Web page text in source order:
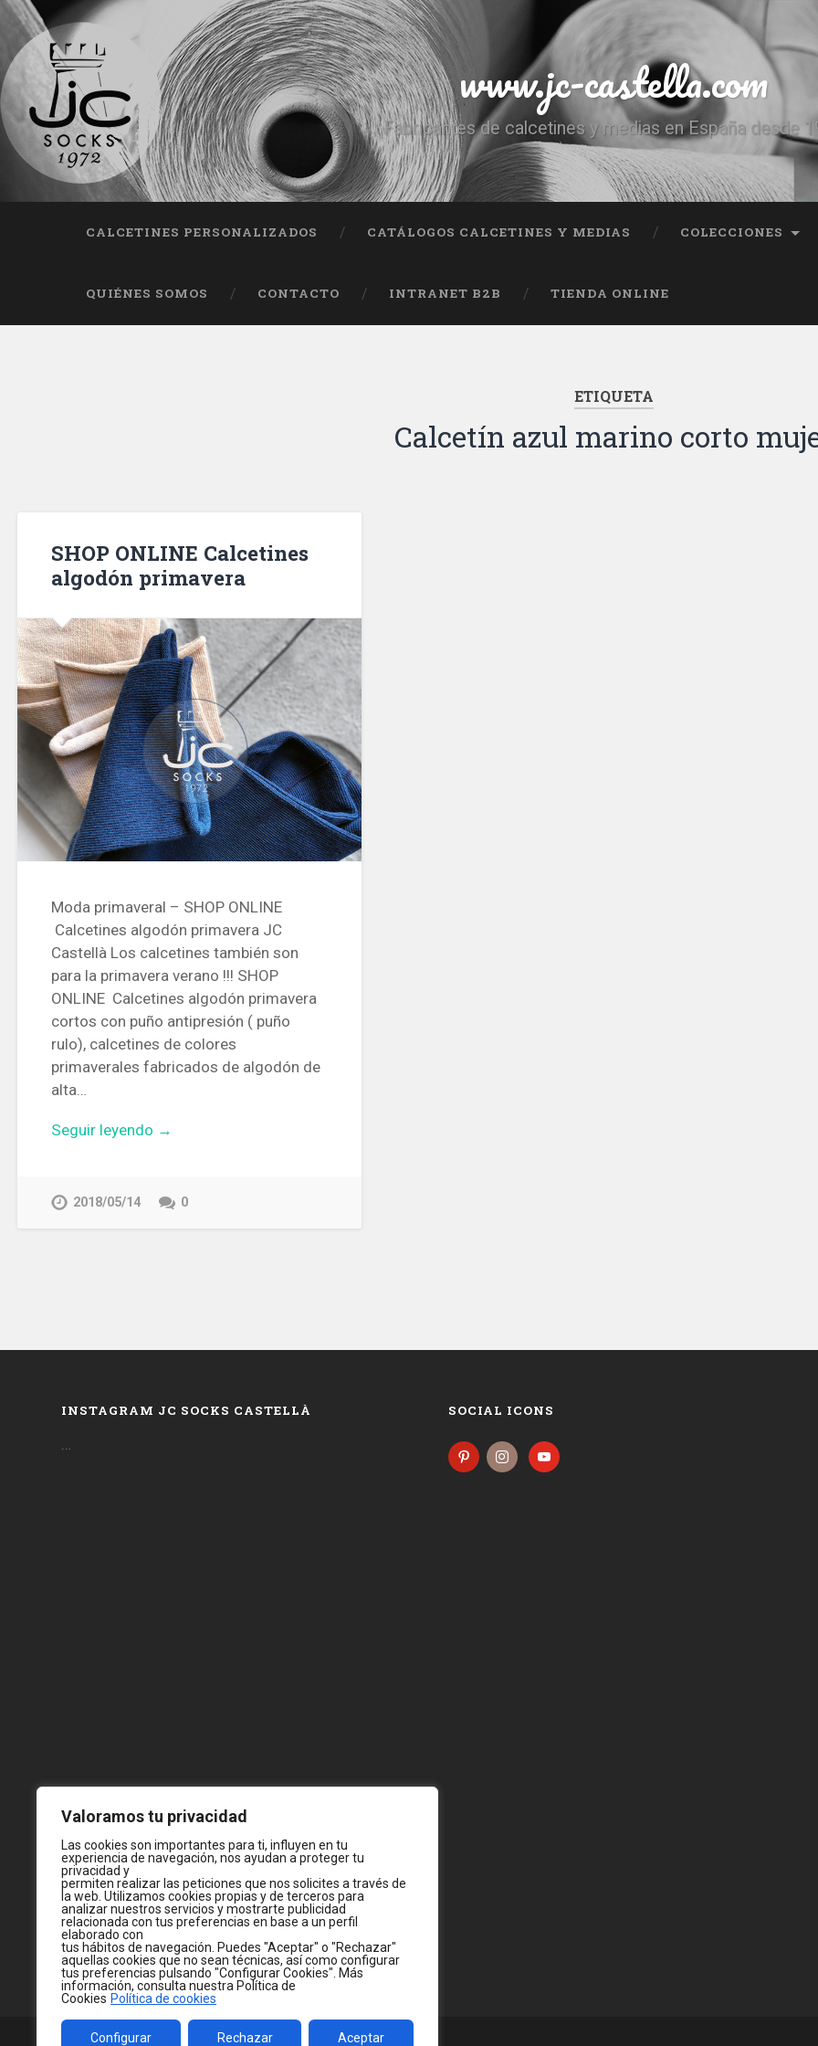
Valoramos tu privacidad
Las cookies son importantes para ti, influyen en tu
experiencia de navegación, nos ayudan a proteger tu
privacidad y
permiten realizar las peticiones que nos solicites a través de
la web. Utilizamos cookies propias y de terceros para
analizar nuestros servicios y mostrarte publicidad
relacionada con tus preferencias en base a un perfil
elaborado con
tus hábitos de navegación. Puedes "Aceptar" o "Rechazar"
aquellas cookies que no sean técnicas, así como configurar
tus preferencias pulsando "Configurar Cookies". Más
información, consulta nuestra Política de
Cookies Política de cookies
Configurar Rechazar Aceptar
www.jc-castella.com
Fabricantes de calcetines y medias en España desde
CALCETINES PERSONALIZADOS CATÁLOGOS CALCETINES Y MEDIAS COLECCIONES
QUIÉNES SOMOS CONTACTO INTRANET B2B TIENDA ONLINE
ETIQUETA
Calcetín azul marino corto
SHOP ONLINE Calcetines
algodón primavera
Moda primaveral – SHOP ONLINE
Calcetines algodón primavera JC
Castellà Los calcetines también son
para la primavera verano !!! SHOP
ONLINE Calcetines algodón primavera
cortos con puño antipresión ( puño
rulo), calcetines de colores
primaverales fabricados de algodón de
alta…
Seguir leyendo →
2018/05/14 0
INSTAGRAM JC SOCKS CASTELLÀ SOCIAL ICONS